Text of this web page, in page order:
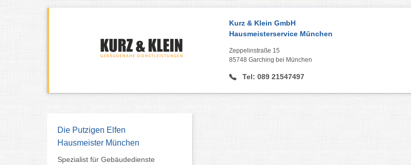
Kurz & Klein GmbH
Hausmeisterservice München
Zeppelinstraße 15
85748 Garching bei München
Tel: 089 21547497
Die Putzigen Elfen
Hausmeister München
Spezialist für Gebäudedienste